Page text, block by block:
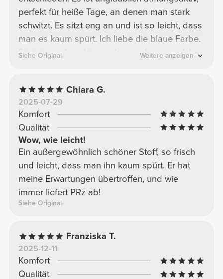
perfekt für heiße Tage, an denen man stark
schwitzt. Es sitzt eng an und ist so leicht, dass
man es kaum spürt. Ich liebe die blaue Farbe.
Sie ist wunderschön und super bequem. Ich
jeden Cent wert.
Siehe Original Weitere anzeigen
Chiara G.
2025-07-29
Komfort
Qualität
Wow, wie leicht!
Ein außergewöhnlich schöner Stoff, so frisch
und leicht, dass man ihn kaum spürt. Er hat
meine Erwartungen übertroffen, und wie
immer liefert PRz ab!
Siehe Original
Franziska T.
2025-12-11
Komfort
Qualität